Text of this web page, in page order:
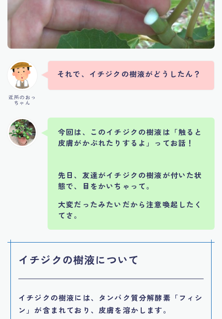
近所のおっ
ちゃん
それで、イチジクの樹液がどうしたん？
今回は、このイチジクの樹液は「触ると
皮膚がかぶれたりするよ」ってお話！
先日、友達がイチジクの樹液が付いた状
態で、目をかいちゃって。
大変だったみたいだから注意喚起したく
てさ。
イチジクの樹液について
イチジクの樹液には、タンパク質分解酵素「フィシ
ン」が含まれており、皮膚を溶かします。